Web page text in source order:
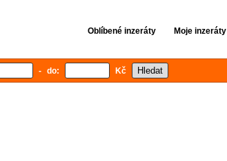
Oblíbené inzeráty Moje inzeráty
- do: Kč